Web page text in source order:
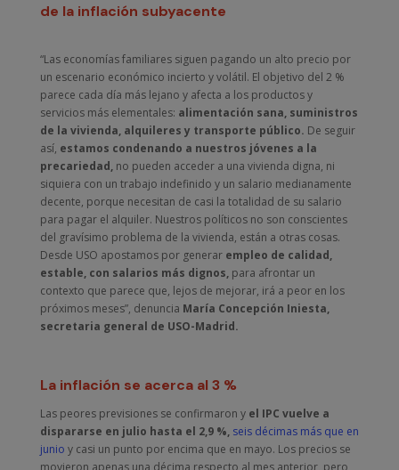
de la inflación subyacente
“Las economías familiares siguen pagando un alto precio por
un escenario económico incierto y volátil. El objetivo del 2 %
parece cada día más lejano y afecta a los productos y
servicios más elementales: alimentación sana, suministros
de la vivienda, alquileres y transporte público. De seguir
así, estamos condenando a nuestros jóvenes a la
precariedad,no pueden acceder a una vivienda digna, ni
siquiera con un trabajo indefinido y un salario medianamente
decente, porque necesitan de casi la totalidad de su salario
para pagar el alquiler. Nuestros políticos no son conscientes
del gravísimo problema de la vivienda, están a otras cosas.
Desde USO apostamos por generar empleo de calidad,
estable, con salarios más dignos,para afrontar un
contexto que parece que, lejos de mejorar, irá a peor en los
próximos meses”, denuncia María Concepción Iniesta,
secretaria general de USO-Madrid.
La inflación se acerca al 3 %
Las peores previsiones se confirmaron y el IPC vuelve a
dispararse en julio hasta el 2,9 %, seis décimas más que en
junio y casi un punto por encima que en mayo. Los precios se
movieron apenas una décima respecto al mes anterior, pero